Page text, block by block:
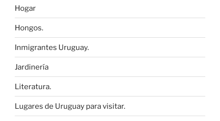
Hogar
Hongos.
Inmigrantes Uruguay.
Jardinería
Literatura.
Lugares de Uruguay para visitar.